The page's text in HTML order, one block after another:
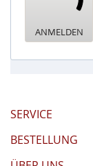
ANMELDEN
SERVICE
BESTELLUNG